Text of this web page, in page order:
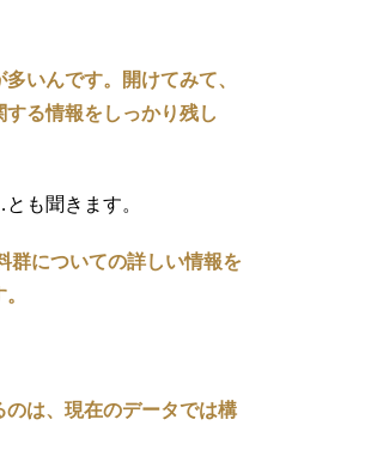
いんです。開けてみて、
る情報をしっかり残し
も聞きます。
群についての詳しい情報を
は、現在のデータでは構